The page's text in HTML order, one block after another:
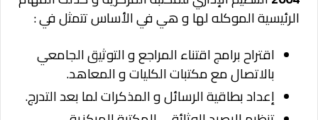
الرئيسية الموكله لها و هي في الأساس تتمثل في :
اقتراح برامج اقتناء المراجع و التوثيق الجامعي
بالاتصال مع مكتبات الكليات و المعاهد.
إعداد بطاقية الرسائل و المذكرات لما بعد التدرج.